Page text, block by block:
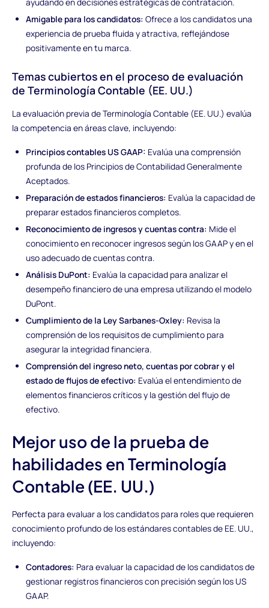
Amigable para los candidatos: Ofrece a los candidatos una
experiencia de prueba fluida y atractiva, reflejándose
positivamente en tu marca.
Temas cubiertos en el proceso de evaluación
de Terminología Contable (EE. UU.)
La evaluación previa de Terminología Contable (EE. UU.) evalúa
la competencia en áreas clave, incluyendo:
Principios contables US GAAP: Evalúa una comprensión
profunda de los Principios de Contabilidad Generalmente
Aceptados.
Preparación de estados financieros: Evalúa la capacidad de
preparar estados financieros completos.
Reconocimiento de ingresos y cuentas contra: Mide el
conocimiento en reconocer ingresos según los GAAP y en el
uso adecuado de cuentas contra.
Análisis DuPont: Evalúa la capacidad para analizar el
desempeño financiero de una empresa utilizando el modelo
DuPont.
Cumplimiento de la Ley Sarbanes-Oxley: Revisa la
comprensión de los requisitos de cumplimiento para
asegurar la integridad financiera.
Comprensión del ingreso neto, cuentas por cobrar y el
estado de flujos de efectivo: Evalúa el entendimiento de
elementos financieros críticos y la gestión del flujo de
efectivo.
Mejor uso de la prueba de
habilidades en Terminología
Contable (EE. UU.)
Perfecta para evaluar a los candidatos para roles que requieren
conocimiento profundo de los estándares contables de EE. UU.,
incluyendo:
Contadores: Para evaluar la capacidad de los candidatos de
gestionar registros financieros con precisión según los US
GAAP.